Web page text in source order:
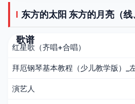
东方的太阳 东方的月亮（
歌谱
红星歌（齐唱+合唱）
拜厄钢琴基本教程（少儿教学版）_
演艺人